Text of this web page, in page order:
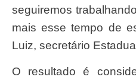
seguiremos
mais esse tempo de
Luiz, secretário
O resultado é considerado histórico para a